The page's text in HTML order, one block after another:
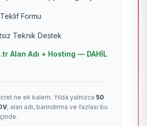
Formu
Teknik Destek
Alan Adı + Hosting — DAHİL
ne ek kalem. Yılda yalnızca 50
; alan adı, barındırma ve fazlası bu